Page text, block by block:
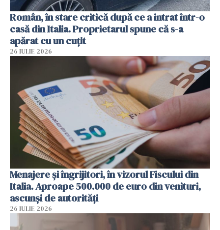
Român, în stare critică după ce a intrat într-o
casă din Italia. Proprietarul spune că s-a
apărat cu un cuțit
26 IULIE 2026
Menajere și îngrijitori, în vizorul Fiscului din
Italia. Aproape 500.000 de euro din venituri,
ascunși de autorități
26 IULIE 2026